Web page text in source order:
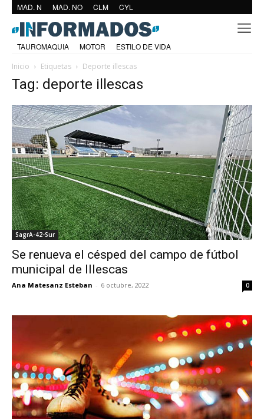
MAD. N MAD. NO CLM CYL
TAUROMAQUIA MOTOR
ESTILO DE VIDA
Inicio
Etiquetas Deporte illescas
Tag: deporte illescas
SagrA-42-Sur
Se renueva el césped del campo de fútbol
municipal de Illescas
Ana Matesanz Esteban - 6 octubre, 2022 0